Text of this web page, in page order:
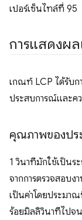
เปอร์เซ็นไทล์ที่ 95
การแสดงผ
เกณฑ์ LCP ได้รับ
ประสบการณ์และคว
คุณภาพของป
1 วินาทีมักใช้เป็นร
จากการตรวจสอบง
เป็นค่าโดยประมา
ร้อยมิลลิวินาทีไปจ